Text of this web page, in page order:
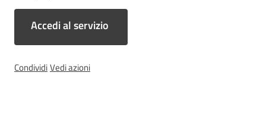
t
z
Accedi al servizio
CondividiVedi azioni